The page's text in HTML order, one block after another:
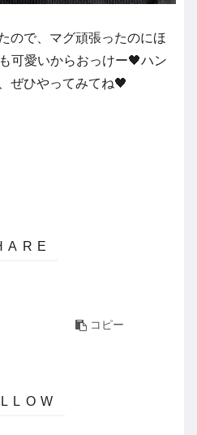
ので、マグ頑張ったのにほ
可愛いからおっけー🖤ハン
ぜひやってみてね🖤
コピー